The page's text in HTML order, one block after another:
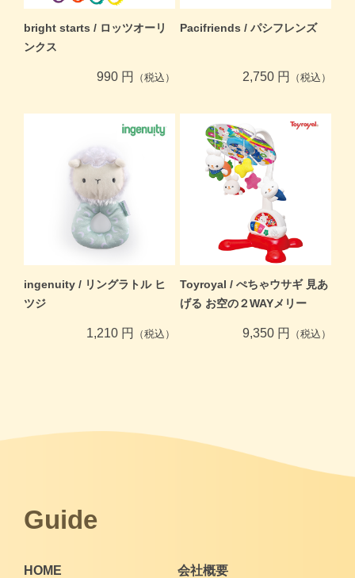
bright starts / ロッツオーリ
ンクス
990 円 （税込）
Pacifriends / パシフレンズ
2,750 円 （税込）
ingenuity / リングラトル ヒ
ツジ
1,210 円 （税込）
Toyroyal / ぺちゃウサギ 見あ
げる お空の２WAYメリー
9,350 円 （税込）
Guide
HOME 会社概要